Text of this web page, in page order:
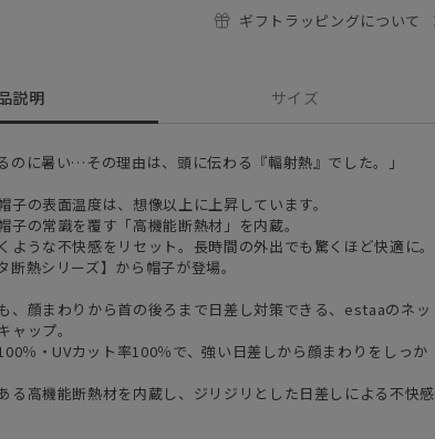
ギフトラッピングについて
説明 サイズ
のに暑い…その理由は、頭に伝わる『輻射熱』でした。」
子の表面温度は、想像以上に上昇しています。
子の常識を覆す「高機能断熱材」を内蔵。
ような不快感をリセット。長時間の外出でも驚くほど快適に。
断熱シリーズ】から帽子が登場。
、顔まわりから首の後ろまで日差し対策できる、estaaのネッ
ャップ。
％・UVカット率100％で、強い日差しから顔まわりをしっか
る高機能断熱材を内蔵し、ジリジリとした日差しによる不快感